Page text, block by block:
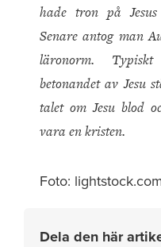
hade tron på
Senare antog man
läronorm.
betonandet av Jesu
talet om Jesu blod
vara en kristen.
Foto:
Dela den här